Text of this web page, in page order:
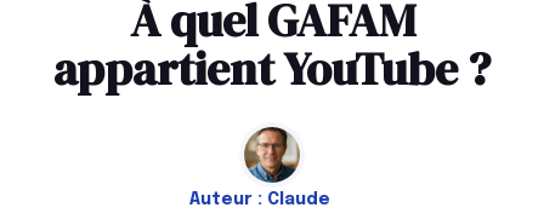
À quel GAFAM
appartient YouTube ?
Auteur : Claude